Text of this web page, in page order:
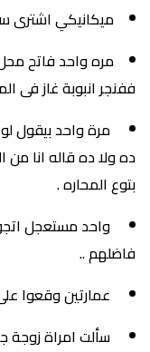
ميكانيكي اشترى
مره واحد فاتح
ففنجر انبوبة غاز فى
مرة واحد بيقول
ده ولا ده قاله انا
بتوع المحاره .
واحد مستعجل
فاضلهم ..
عمارتين وقعوا
سألت امراة